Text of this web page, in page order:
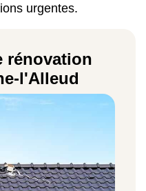
urgentes.
rénovation
l'Alleud